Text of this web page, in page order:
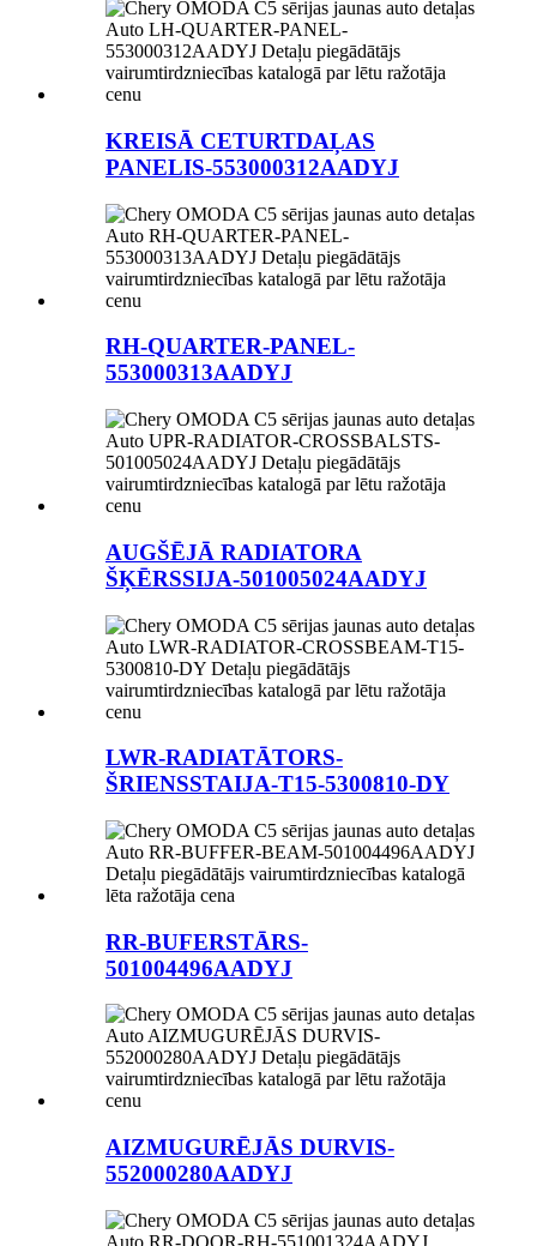
KREISĀ CETURTDAĻAS
PANELIS-553000312AADYJ
RH-QUARTER-PANEL-
553000313AADYJ
AUGŠĒJĀ RADIATORA
ŠĶĒRSSIJA-501005024AADYJ
LWR-RADIATĀTORS-
ŠRIENSSTAIJA-T15-5300810-DY
RR-BUFERSTĀRS-
501004496AADYJ
AIZMUGURĒJĀS DURVIS-
552000280AADYJ